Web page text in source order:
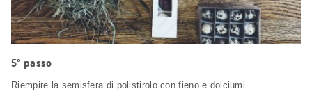
5° passo
Riempire la semisfera di polistirolo con fieno e dolciumi.